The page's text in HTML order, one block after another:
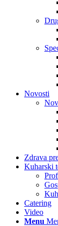
Novosti
Zdrava
Kuharski
Catering
Video
Menu